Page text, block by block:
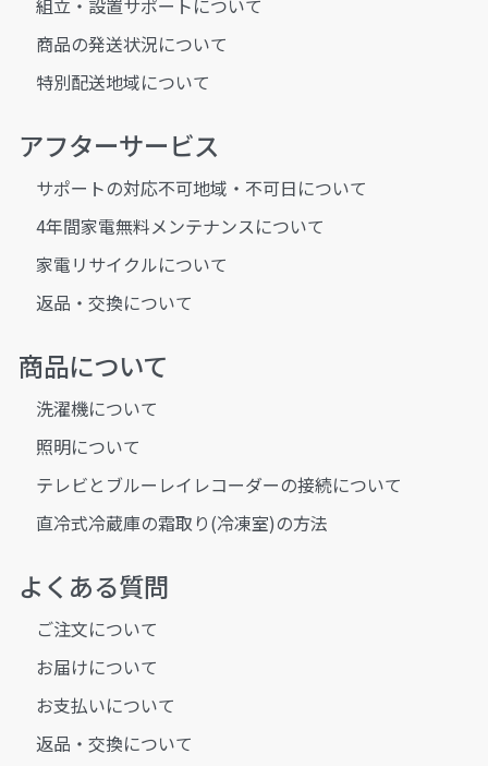
組立・設置サポートについて
商品の発送状況について
特別配送地域について
アフターサービス
サポートの対応不可地域・不可日について
4年間家電無料メンテナンスについて
家電リサイクルについて
返品・交換について
商品について
洗濯機について
照明について
テレビとブルーレイレコーダーの接続について
直冷式冷蔵庫の霜取り(冷凍室)の方法
よくある質問
ご注文について
お届けについて
お支払いについて
返品・交換について